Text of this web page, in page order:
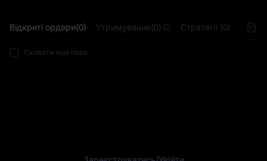
Відкриті ордери(0) Утримування(0) Стратегії (0)
Сховати інші пари